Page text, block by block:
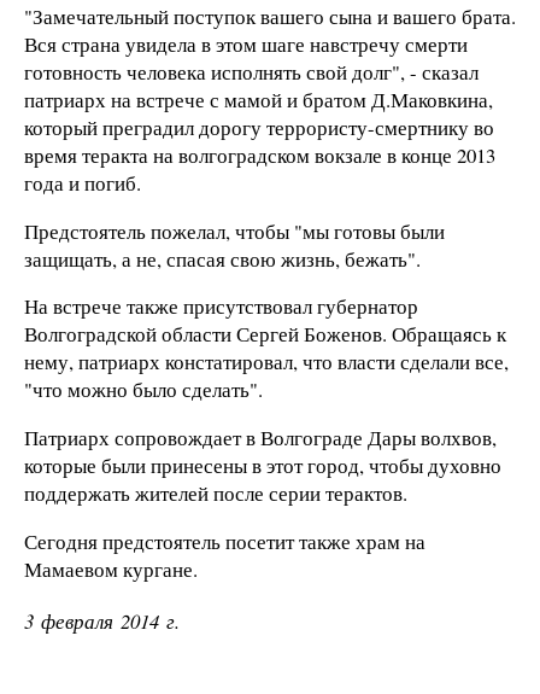
"Замечательный поступок вашего сына и вашего брата.
Вся страна увидела в этом шаге навстречу смерти
готовность человека исполнять свой долг", - сказал
патриарх на встрече с мамой и братом Д.Маковкина,
который преградил дорогу террористу-смертнику во
время теракта на волгоградском вокзале в конце 2013
года и погиб.
Предстоятель пожелал, чтобы "мы готовы были
защищать, а не, спасая свою жизнь, бежать".
На встрече также присутствовал губернатор
Волгоградской области Сергей Боженов. Обращаясь к
нему, патриарх констатировал, что власти сделали все,
"что можно было сделать".
Патриарх сопровождает в Волгограде Дары волхвов,
которые были принесены в этот город, чтобы духовно
поддержать жителей после серии терактов.
Сегодня предстоятель посетит также храм на
Мамаевом кургане.
3 февраля 2014 г.